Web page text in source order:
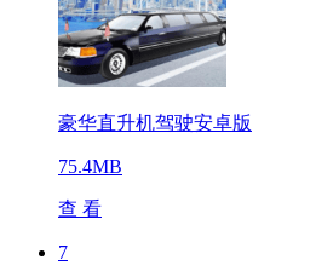
豪华直升机驾驶安卓版
75.4MB
查 看
7